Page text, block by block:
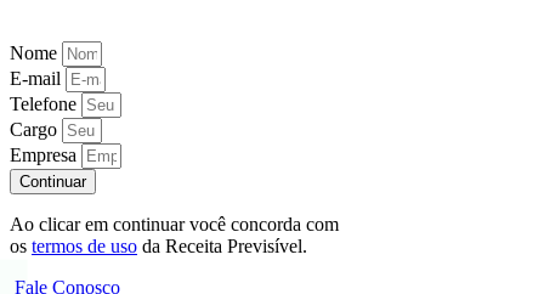
Nome
E-mail
Telefone
Cargo
Empresa
Continuar
Ao clicar em continuar você concorda com
os termos de uso da Receita Previsível.
Fale Conosco